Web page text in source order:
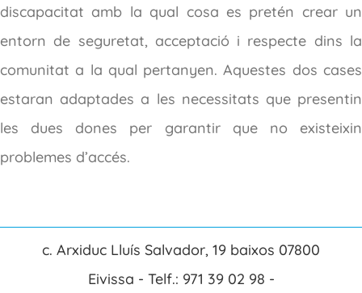
discapacitat amb la qual cosa es pretén crear un
entorn de seguretat, acceptació i respecte dins la
comunitat a la qual pertanyen. Aquestes dos cases
estaran adaptades a les necessitats que presentin
les dues dones per garantir que no existeixin
problemes d’accés.
c. Arxiduc Lluís Salvador, 19 baixos 07800
Eivissa - Telf.: 971 39 02 98 -